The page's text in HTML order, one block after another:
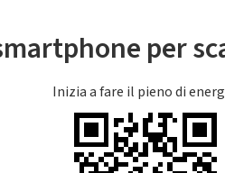
per
Inizia a fare il pieno di